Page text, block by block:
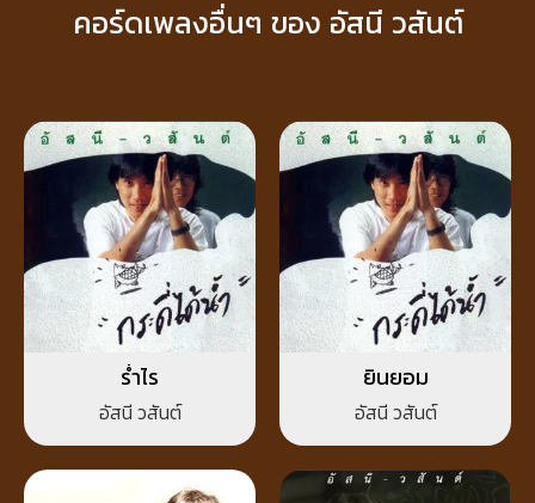
คอร์ดเพลงอื่นๆ ของ อัสนี วสันต์
ร่ำไร
อัสนี วสันต์
ยินยอม
อัสนี วสันต์